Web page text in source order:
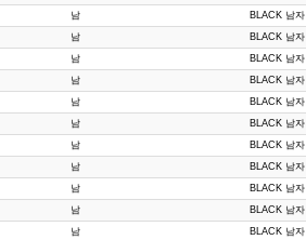
남 BLACK 남자
남 BLACK 남자
남 BLACK 남자
남 BLACK 남자
남 BLACK 남자
남 BLACK 남자
남 BLACK 남자
남 BLACK 남자
남 BLACK 남자
남 BLACK 남자
남 BLACK 남자